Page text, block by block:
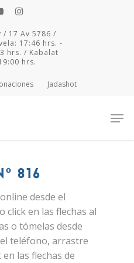
/ 17 Av 5786 /
17:46 hrs. -
hrs. / Kabalat
hrs.
Jadashot
to close
816
desde el
click en las flechas al
o tómelas desde
teléfono, arrastre
las flechas de